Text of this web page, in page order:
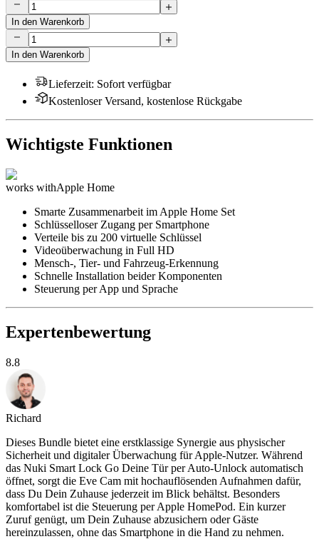
In den Warenkorb
In den Warenkorb
Lieferzeit: Sofort verfügbar
Kostenloser Versand, kostenlose Rückgabe
Wichtigste Funktionen
works withApple Home
Smarte Zusammenarbeit im Apple Home Set
Schlüsselloser Zugang per Smartphone
Verteile bis zu 200 virtuelle Schlüssel
Videoüberwachung in Full HD
Mensch-, Tier- und Fahrzeug-Erkennung
Schnelle Installation beider Komponenten
Steuerung per App und Sprache
Expertenbewertung
8.8
Richard
Dieses Bundle bietet eine erstklassige Synergie aus physischer
Sicherheit und digitaler Überwachung für Apple-Nutzer. Während
das Nuki Smart Lock Go Deine Tür per Auto-Unlock automatisch
öffnet, sorgt die Eve Cam mit hochauflösenden Aufnahmen dafür,
dass Du Dein Zuhause jederzeit im Blick behältst. Besonders
komfortabel ist die Steuerung per Apple HomePod. Ein kurzer
Zuruf genügt, um Dein Zuhause abzusichern oder Gäste
hereinzulassen, ohne das Smartphone in die Hand zu nehmen.